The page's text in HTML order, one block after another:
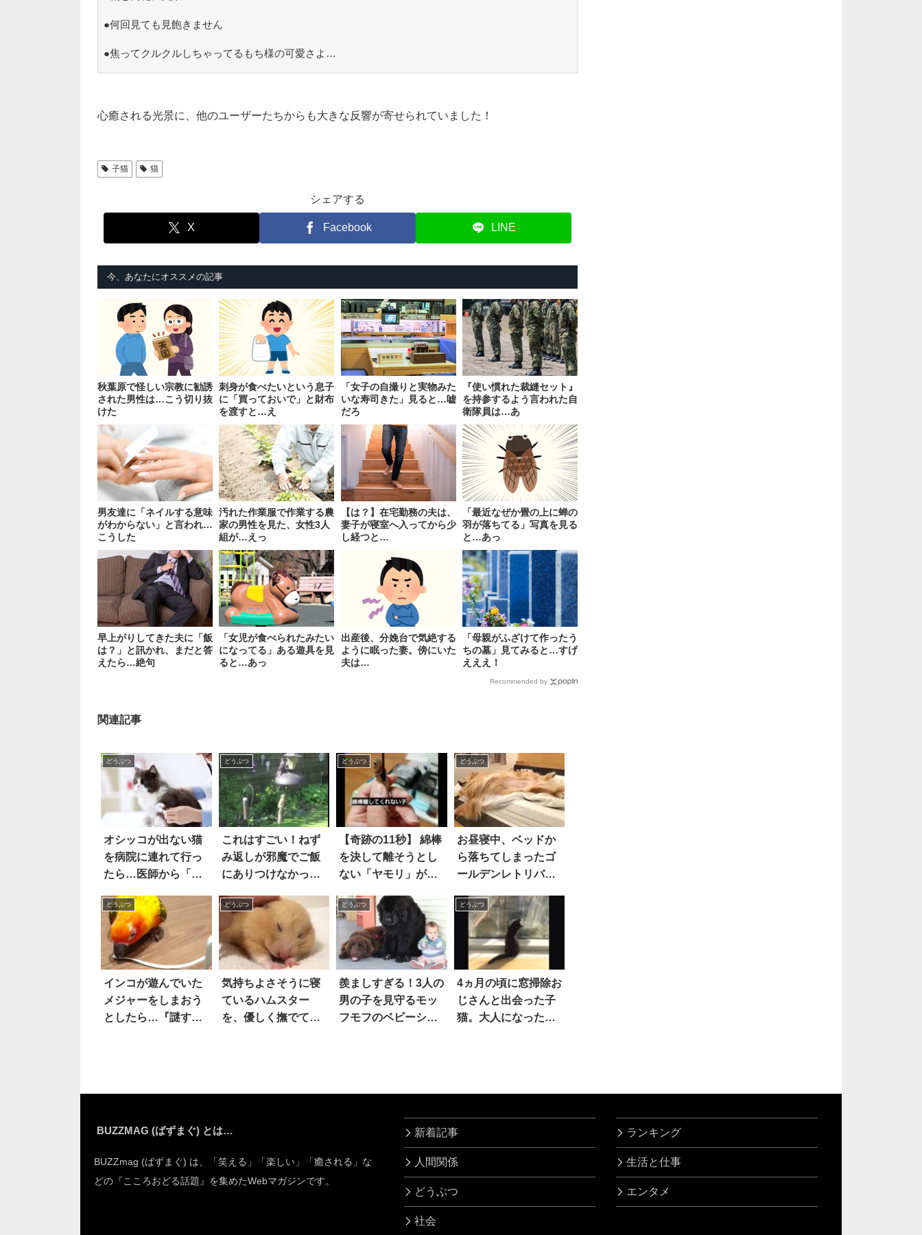
●何回見ても見飽きません
●焦ってクルクルしちゃってるもち様の可愛さよ…
心癒される光景に、他のユーザーたちからも大きな反響が寄せられていました！
子猫 猫
シェアする
X Facebook LINE
今、あなたにオススメの記事
秋葉原で怪しい宗教に勧誘
された男性は…こう切り抜
けた
刺身が食べたいという息子
に「買っておいで」と財布
を渡すと…え
「女子の自撮りと実物みた
いな寿司きた」見ると…嘘
だろ
『使い慣れた裁縫セット』
を持参するよう言われた自
衛隊員は…あ
男友達に「ネイルする意味
がわからない」と言われ…
こうした
汚れた作業服で作業する農
家の男性を見た、女性3人
組が…えっ
【は？】在宅勤務の夫は、
妻子が寝室へ入ってから少
し経つと…
「最近なぜか畳の上に蝉の
羽が落ちてる」写真を見る
と…あっ
早上がりしてきた夫に「飯
は？」と訊かれ、まだと答
えたら…絶句
「女児が食べられたみたい
になってる」ある遊具を見
ると…あっ
出産後、分娩台で気絶する
ように眠った妻。傍にいた
夫は…
「母親がふざけて作ったう
ちの墓」見てみると…すげ
えええ！
Recommended by
関連記事
どうぶつ
オシッコが出ない猫
を病院に連れて行っ
たら…医師から「衝
どうぶつ
これはすごい！ねず
み返しが邪魔でご飯
にありつけなかった
どうぶつ
【奇跡の11秒】 綿棒
を決して離そうとし
ない「ヤモリ」が、
る！
どうぶつ
お昼寝中、ベッドか
ら落ちてしまったゴ
ールデンレトリバ
いたら…えっ！？
どうぶつ
インコが遊んでいた
メジャーをしまおう
としたら…『謎すぎ
どうぶつ
気持ちよさそうに寝
ているハムスター
を、優しく撫でてみ
どうぶつ
羨ましすぎる！3人の
男の子を見守るモッ
フモフのベビーシッ
どうぶつ
4ヵ月の頃に窓掃除お
じさんと出会った子
猫。大人になった今
BUZZMAG (ばずまぐ) とは…
BUZZmag (ばずまぐ) は、「笑える」「楽しい」「癒される」な
どの『こころおどる話題』を集めたWebマガジンです。
新着記事
人間関係
どうぶつ
社会
ランキング
生活と仕事
エンタメ